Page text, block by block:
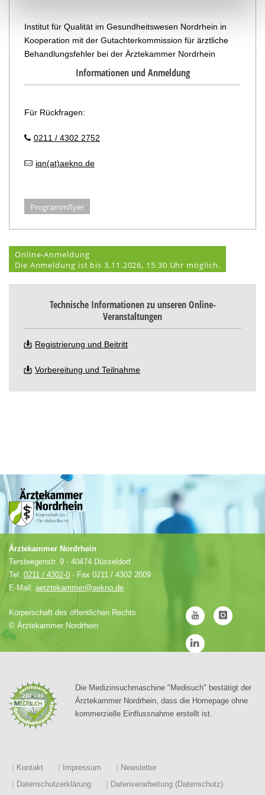
Institut für Qualität im Gesundheitswesen Nordrhein in
Kooperation mit der Gutachterkommission für ärztliche
Behandlungsfehler bei der Ärztekammer Nordrhein
Informationen und Anmeldung
Für Rückfragen:
0211 / 4302 2752
iqn(at)aekno.de
Programmflyer
Online-Anmeldung
Die Anmeldung ist bis 3.11.2026, 15.30 Uhr möglich.
Technische Informationen zu unseren Online-
Veranstaltungen
Registrierung und Beitritt
Vorbereitung und Teilnahme
Ärztekammer Nordrhein
Tersteegenstr. 9 · 40474 Düsseldorf
Tel. 0211 / 4302-0 · Fax 0211 / 4302 2009
E-Mail: aerztekammer@aekno.de
Körperschaft des öffentlichen Rechts
© Ärztekammer Nordrhein
Die Medizinsuchmaschine "Medisuch" bestätigt der
Ärztekammer Nordrhein, dass die Homepage ohne
kommerzielle Einflussnahme erstellt ist.
Kontakt Impressum
Newsletter
Datenschutzerklärung
Datenverarbeitung (Datenschutz)